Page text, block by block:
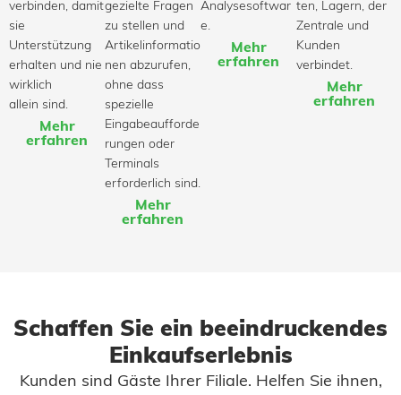
verbinden, damit
sie
Unterstützung
erhalten und nie
wirklich
allein sind.
Mehr
erfahren
gezielte Fragen
zu stellen und
Artikelinformatio
nen abzurufen,
ohne dass
spezielle
Eingabeaufforde
rungen oder
Terminals
erforderlich sind.
Mehr
erfahren
Analysesoftwar
e.
Mehr
erfahren
ten, Lagern, der
Zentrale und
Kunden
verbindet.
Mehr
erfahren
Schaffen Sie ein beeindruckendes
Einkaufserlebnis
Kunden sind Gäste Ihrer Filiale. Helfen Sie ihnen,